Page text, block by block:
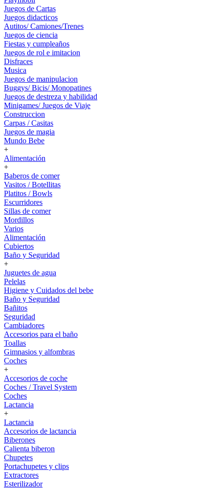
Juegos de Cartas
Juegos didacticos
Autitos/ Camiones/Trenes
Juegos de ciencia
Fiestas y cumpleaños
Juegos de rol e imitacion
Disfraces
Musica
Juegos de manipulacion
Buggys/ Bicis/ Monopatines
Juegos de destreza y habilidad
Minigames/ Juegos de Viaje
Construccion
Carpas / Casitas
Juegos de magia
Mundo Bebe
+
Alimentación
+
Baberos de comer
Vasitos / Botellitas
Platitos / Bowls
Escurridores
Sillas de comer
Mordillos
Varios
Alimentación
Cubiertos
Baño y Seguridad
+
Juguetes de agua
Pelelas
Higiene y Cuidados del bebe
Baño y Seguridad
Bañitos
Seguridad
Cambiadores
Accesorios para el baño
Toallas
Gimnasios y alfombras
Coches
+
Accesorios de coche
Coches / Travel System
Coches
Lactancia
+
Lactancia
Accesorios de lactancia
Biberones
Calienta biberon
Chupetes
Portachupetes y clips
Extractores
Esterilizador